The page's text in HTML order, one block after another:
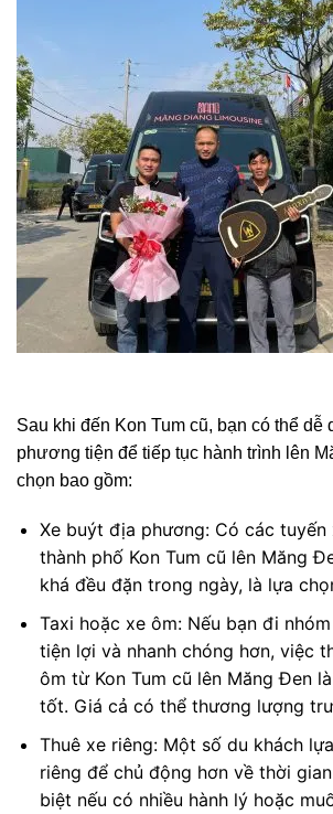
Sau khi đến Kon Tum cũ, bạn có thể dễ
phương tiện để tiếp tục hành trình lên
chọn bao gồm:
Xe buýt địa phương: Có các
thành phố Kon Tum cũ lên Măng
khá đều đặn trong ngày, là lựa
Taxi hoặc xe ôm: Nếu bạn đi
tiện lợi và nhanh chóng hơn, việc
ôm từ Kon Tum cũ lên Măng Đen
tốt. Giá cả có thể thương lượng
Thuê xe riêng: Một số du khách
riêng để chủ động hơn về thời
biệt nếu có nhiều hành lý hoặc